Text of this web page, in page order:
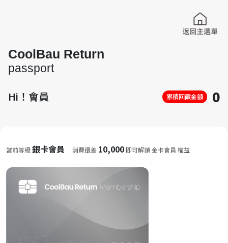
CoolBau Return
passport
Hi！會員 累積回饋金額 0
當前等級銀卡會員 消費還差 10,000 即可解鎖 金卡會員 權益